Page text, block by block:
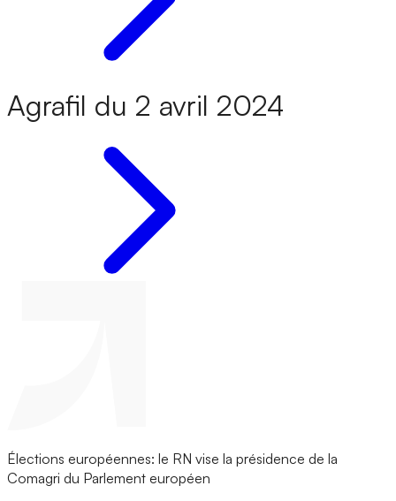
Agrafil du 2 avril 2024
Élections européennes: le RN vise la présidence de la
Comagri du Parlement européen